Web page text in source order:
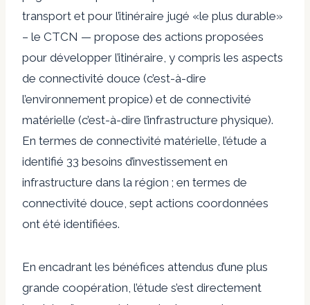
transport et pour l’itinéraire jugé «le plus durable»
– le CTCN — propose des actions proposées
pour développer l’itinéraire, y compris les aspects
de connectivité douce (c’est-à-dire
l’environnement propice) et de connectivité
matérielle (c’est-à-dire l’infrastructure physique).
En termes de connectivité matérielle, l’étude a
identifié 33 besoins d’investissement en
infrastructure dans la région ; en termes de
connectivité douce, sept actions coordonnées
ont été identifiées.
En encadrant les bénéfices attendus d’une plus
grande coopération, l’étude s’est directement